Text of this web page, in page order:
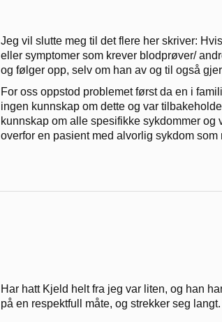
Jeg vil slutte meg til det flere her skriver:
eller symptomer som krever blodprøver/
og følger opp, selv om han av og til også
For oss oppstod problemet først da en i
ingen kunnskap om dette og var
kunnskap om alle spesifikke sykdommer og
overfor en pasient med alvorlig sykdom
Har hatt Kjeld helt fra jeg var liten, og han
på en respektfull måte, og strekker seg